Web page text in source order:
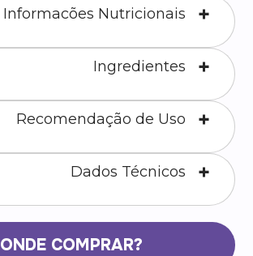
Informacões Nutricionais
Ingredientes
Recomendação de Uso
Dados Técnicos
ONDE COMPRAR?